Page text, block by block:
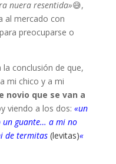
nuera resentida»😅,
al mercado con
preocuparse o
conclusión de que,
mi chico y a mi
novio que se van a
viendo a los dos: «un
un guante… a mi no
de termitas (levitas)«